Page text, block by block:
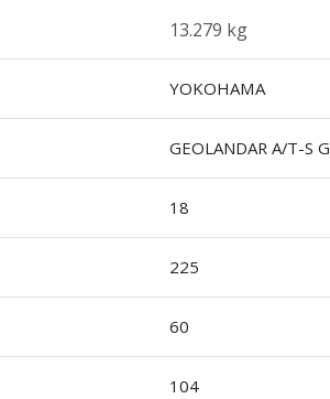
13.279 kg
YOKOHAMA
GEOLANDAR A/T-S
18
225
60
104